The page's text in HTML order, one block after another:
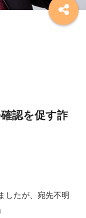
認を促す詐
したが、宛先不明